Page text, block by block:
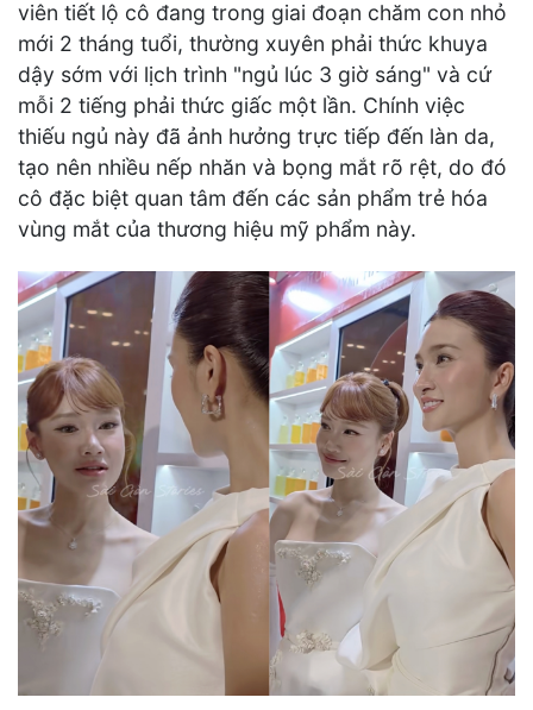
viên tiết lộ cô đang trong giai đoạn chăm con nhỏ
mới 2 tháng tuổi, thường xuyên phải thức khuya
dậy sớm với lịch trình "ngủ lúc 3 giờ sáng" và cứ
mỗi 2 tiếng phải thức giấc một lần. Chính việc
thiếu ngủ này đã ảnh hưởng trực tiếp đến làn da,
tạo nên nhiều nếp nhăn và bọng mắt rõ rệt, do đó
cô đặc biệt quan tâm đến các sản phẩm trẻ hóa
vùng mắt của thương hiệu mỹ phẩm này.